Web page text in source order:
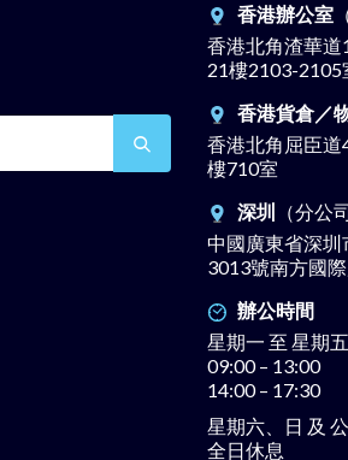
香港辦公室
香港北角渣華
21樓2103-2105
香港貨倉／
香港北角屈臣
樓710室
深圳 （分公
中國廣東省深
3013號南方國
辦公時間
星期一 至 星期五
09:00 – 13:00
14:00 – 17:30
星期六、日 及
全日休息